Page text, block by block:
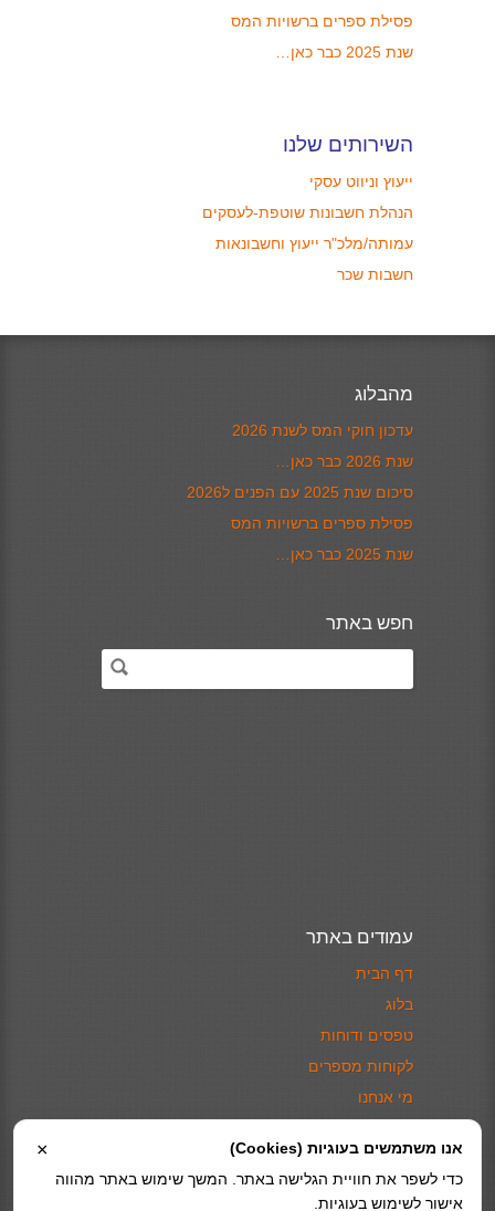
פסילת ספרים ברשויות המס
שנת 2025 כבר כאן…
השירותים שלנו
ייעוץ וניווט עסקי
הנהלת חשבונות שוטפת-לעסקים
עמותה/מלכ"ר ייעוץ וחשבונאות
חשבות שכר
מהבלוג
עדכון חוקי המס לשנת 2026
שנת 2026 כבר כאן…
סיכום שנת 2025 עם הפנים ל2026
פסילת ספרים ברשויות המס
שנת 2025 כבר כאן…
חפש באתר
עמודים באתר
דף הבית
בלוג
טפסים ודוחות
לקוחות מספרים
מי אנחנו
מדיניות פרטיות
×
אנו משתמשים בעוגיות (Cookies)
כדי לשפר את חוויית הגלישה באתר. המשך שימוש באתר מהווה
אישור לשימוש בעוגיות.